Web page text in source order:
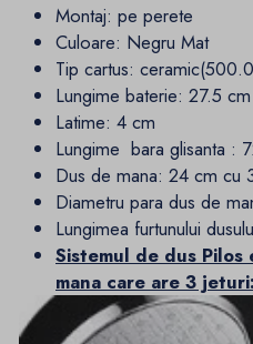
Montaj: pe perete
Culoare: Negru Mat
Tip cartus:
Lungime baterie: 27.5 cm
Latime: 4 cm
Lungime bara glisanta :
Dus de mana: 24 cm cu
Diametru para dus de
Lungimea furtunului
Sistemul de dus
mana care are 3 jeturi: